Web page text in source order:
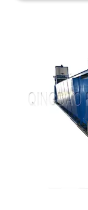
POLICY